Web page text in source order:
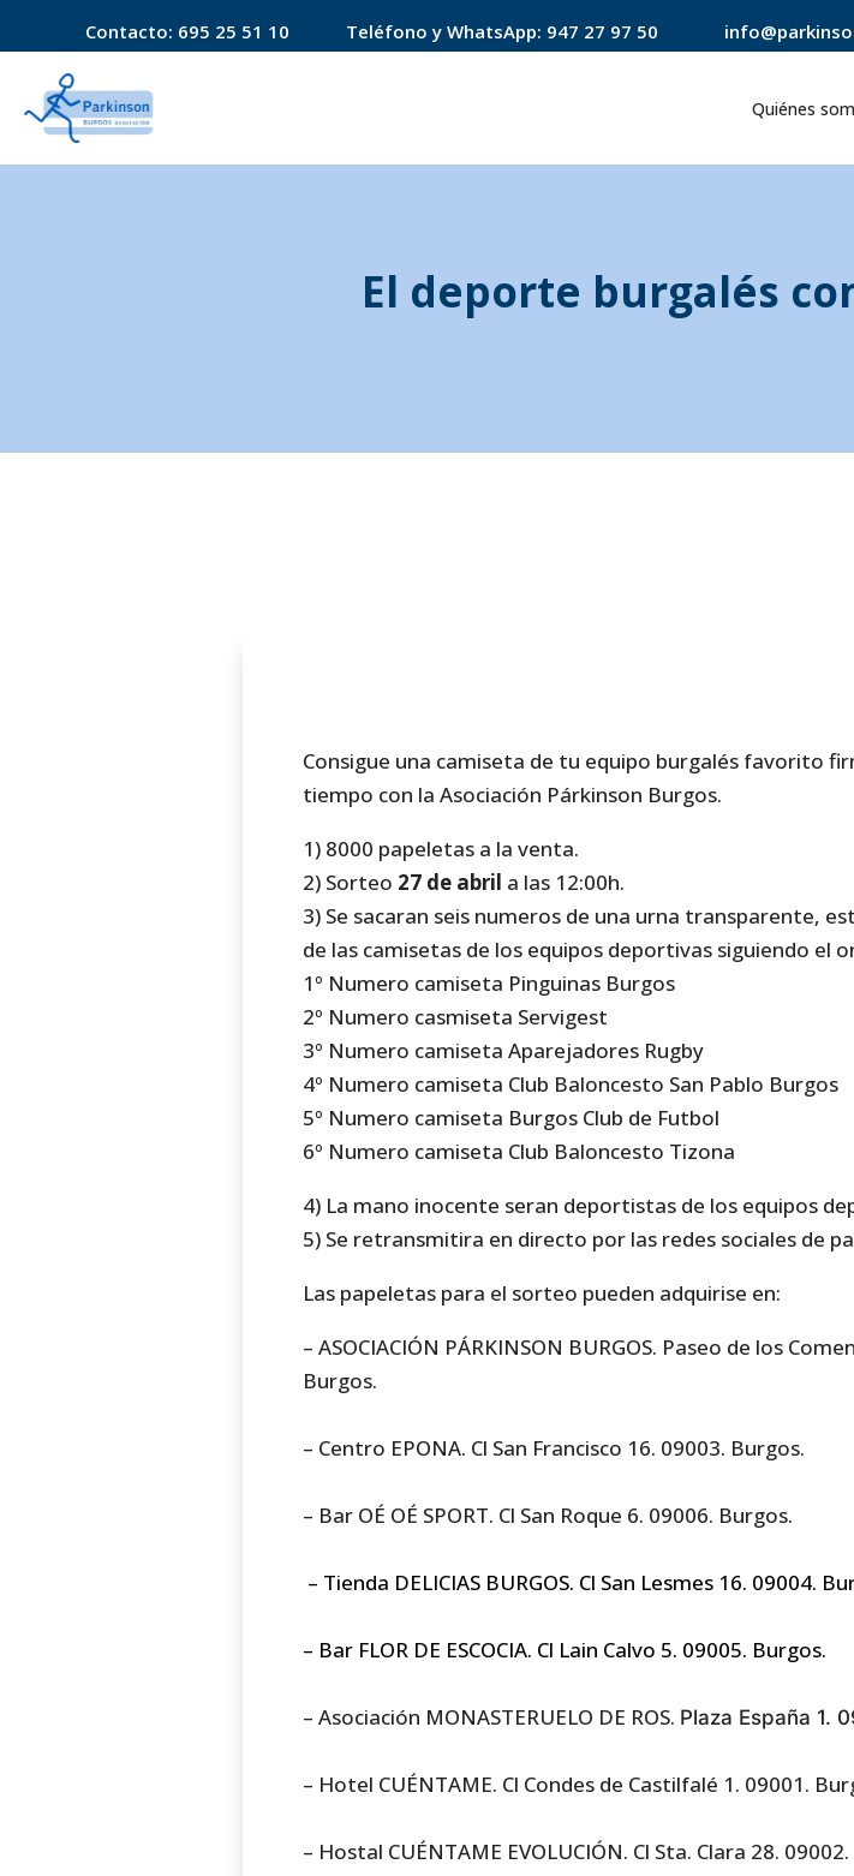
Contacto: 695 25 51 10 Teléfono y WhatsApp: 947 27 97 50
Quiénes
El deporte burgalés
Consigue una camiseta de tu equipo burgalés favorito
tiempo con la Asociación Párkinson Burgos.
1) 8000 papeletas a la venta.
2) Sorteo 27 de abril a las 12:00h.
3) Se sacaran seis numeros de una urna transparente,
de las camisetas de los equipos deportivas siguiendo el
1º Numero camiseta Pinguinas Burgos
2º Numero casmiseta Servigest
3º Numero camiseta Aparejadores Rugby
4º Numero camiseta Club Baloncesto San Pablo Burgos
5º Numero camiseta Burgos Club de Futbol
6º Numero camiseta Club Baloncesto Tizona
4) La mano inocente seran deportistas de los equipos
5) Se retransmitira en directo por las redes sociales de
Las papeletas para el sorteo pueden adquirise en:
– ASOCIACIÓN PÁRKINSON BURGOS. Paseo de los
Burgos.
– Centro EPONA. Cl San Francisco 16. 09003. Burgos.
– Bar OÉ OÉ SPORT. Cl San Roque 6. 09006. Burgos.
– Tienda DELICIAS BURGOS. Cl San Lesmes 16. 09004.
– Bar FLOR DE ESCOCIA. Cl Lain Calvo 5. 09005. Burgos.
– Asociación MONASTERUELO DE ROS. Plaza España 1.
– Hotel CUÉNTAME. Cl Condes de Castilfalé 1. 09001.
– Hostal CUÉNTAME EVOLUCIÓN. Cl Sta. Clara 28.